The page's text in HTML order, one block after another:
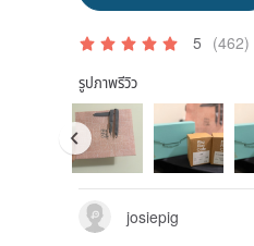
5 (462)
รูปภาพรีวิว
josiepig